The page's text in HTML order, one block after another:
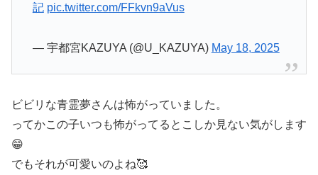
記 pic.twitter.com/FFkvn9aVus
— 宇都宮KAZUYA (@U_KAZUYA) May 18, 2025
ビビリな青霊夢さんは怖がっていました。
ってかこの子いつも怖がってるとこしか見ない気がします
😁
でもそれが可愛いのよね🥰